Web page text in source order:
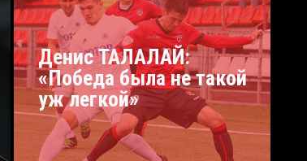
Денис ТАЛАЛАЙ:
«Победа была не такой
уж легкой»